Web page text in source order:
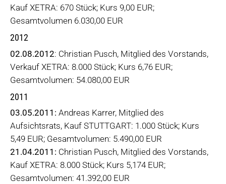
Kauf XETRA: 670 Stück; Kurs 9,00 EUR;
Gesamtvolumen 6.030,00 EUR
2012
02.08.2012: Christian Pusch, Mitglied des Vorstands,
Verkauf XETRA: 8.000 Stück; Kurs 6,76 EUR;
Gesamtvolumen: 54.080,00 EUR
2011
03.05.2011: Andreas Karrer, Mitglied des
Aufsichtsrats, Kauf STUTTGART: 1.000 Stück; Kurs
5,49 EUR; Gesamtvolumen: 5.490,00 EUR
21.04.2011: Christian Pusch, Mitglied des Vorstands,
Kauf XETRA: 8.000 Stück; Kurs 5,174 EUR;
Gesamtvolumen: 41.392,00 EUR